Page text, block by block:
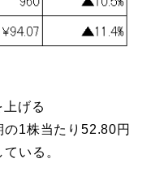
げる
1株当たり52.80円
いる。